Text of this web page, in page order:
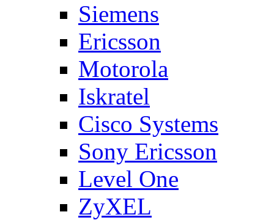
Siemens
Ericsson
Motorola
Iskratel
Cisco Systems
Sony Ericsson
Level One
ZyXEL